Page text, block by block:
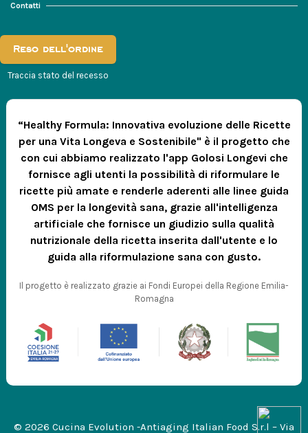
Contatti
Reso dell'ordine
Traccia stato del recesso
“Healthy Formula: Innovativa evoluzione delle Ricette
per una Vita Longeva e Sostenibile" è il progetto che
con cui abbiamo realizzato l'app Golosi Longevi che
fornisce agli utenti la possibilità di riformulare le
ricette più amate e renderle aderenti alle linee guida
OMS per la longevità sana, grazie all'intelligenza
artificiale che fornisce un giudizio sulla qualità
nutrizionale della ricetta inserita dall'utente e lo
guida alla riformulazione sana con gusto.
Il progetto è realizzato grazie ai Fondi Europei della Regione Emilia-
Romagna
© 2026 Cucina Evolution -Antiaging Italian Food S.r.l – Via